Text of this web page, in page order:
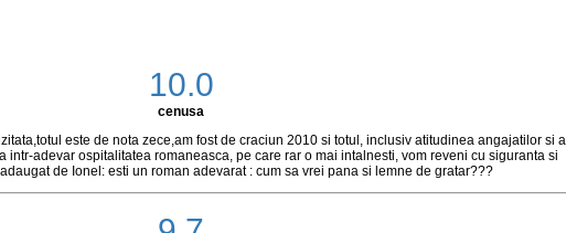
10.0
cenusa
este de nota zece,am fost de craciun 2010 si totul, inclusiv atitudinea angajatilor si a
intr-adevar ospitalitatea romaneasca, pe care rar o mai intalnesti, vom reveni cu siguranta si
de Ionel: esti un roman adevarat : cum sa vrei pana si lemne de gratar???